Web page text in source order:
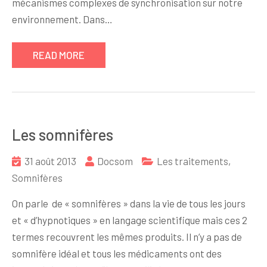
mécanismes complexes de synchronisation sur notre
environnement. Dans…
READ MORE
Les somnifères
31 août 2013 Docsom Les traitements,
Somnifères
On parle de « somnifères » dans la vie de tous les jours
et « d’hypnotiques » en langage scientifique mais ces 2
termes recouvrent les mêmes produits. Il n’y a pas de
somnifère idéal et tous les médicaments ont des